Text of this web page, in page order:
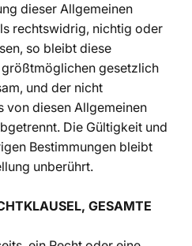
dieser Allgemeinen
rechtswidrig, nichtig oder
so bleibt diese
gesetzlich
und der nicht
von diesen Allgemeinen
Die Gültigkeit und
Bestimmungen bleibt
unberührt.
GESAMTE